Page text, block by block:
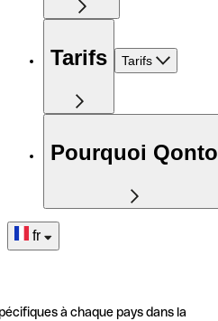
Tarifs Tarifs
Pourquoi Qonto
fr
à chaque pays dans la